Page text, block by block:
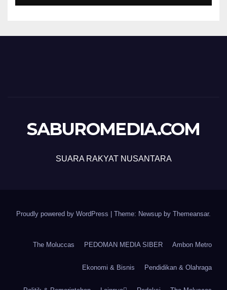
SABUROMEDIA.COM
SUARA RAKYAT NUSANTARA
Proudly powered by WordPress Theme: Newsup by Themeansar.
The Moluccas PEDOMAN MEDIA SIBER Ambon Metro
Ekonomi & Bisnis Pendidikan & Olahraga